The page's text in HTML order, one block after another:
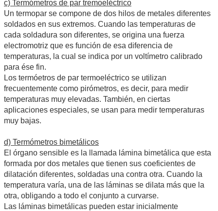
c) Termómetros de par tremoeléctrico
Un termopar se compone de dos hilos de metales diferentes
soldados en sus extremos. Cuando las temperaturas de
cada soldadura son diferentes, se origina una fuerza
electromotriz que es función de esa diferencia de
temperaturas, la cual se indica por un voltímetro calibrado
para ése fin.
Los termóetros de par termoeléctrico se utilizan
frecuentemente como pirómetros, es decir, para medir
temperaturas muy elevadas. También, en ciertas
aplicaciones especiales, se usan para medir temperaturas
muy bajas.
d) Termómetros bimetálicos
El órgano sensible es la llamada lámina bimetálica que esta
formada por dos metales que tienen sus coeficientes de
dilatación diferentes, soldadas una contra otra. Cuando la
temperatura varía, una de las láminas se dilata más que la
otra, obligando a todo el conjunto a curvarse.
Las láminas bimetálicas pueden estar inicialmente